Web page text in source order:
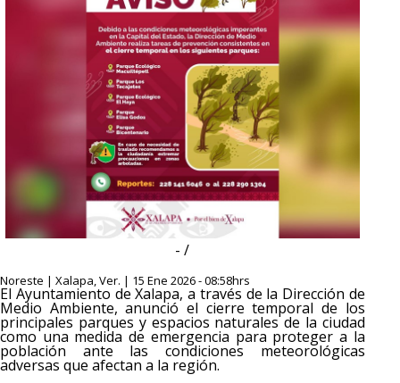
- /
Noreste | Xalapa, Ver. | 15 Ene 2026 - 08:58hrs
El Ayuntamiento de Xalapa, a través de la Dirección de
Medio Ambiente, anunció el cierre temporal de los
principales parques y espacios naturales de la ciudad
como una medida de emergencia para proteger a la
población ante las condiciones meteorológicas
adversas que afectan a la región.